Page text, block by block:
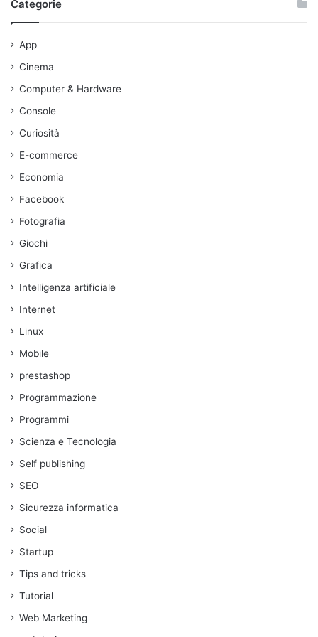
Categorie
App
Cinema
Computer & Hardware
Console
Curiosità
E-commerce
Economia
Facebook
Fotografia
Giochi
Grafica
Intelligenza artificiale
Internet
Linux
Mobile
prestashop
Programmazione
Programmi
Scienza e Tecnologia
Self publishing
SEO
Sicurezza informatica
Social
Startup
Tips and tricks
Tutorial
Web Marketing